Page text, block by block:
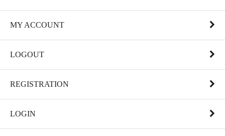
MY ACCOUNT
LOGOUT
REGISTRATION
LOGIN